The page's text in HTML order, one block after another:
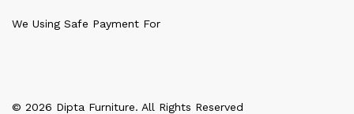
© 2026 Dipta Furniture. All Rights Reserved
We Using Safe Payment For